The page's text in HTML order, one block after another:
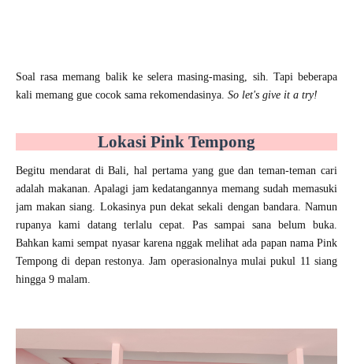
Soal rasa memang balik ke selera masing-masing, sih. Tapi beberapa
kali memang gue cocok sama rekomendasinya. So let's give it a try!
Lokasi Pink Tempong
Begitu mendarat di Bali, hal pertama yang gue dan teman-teman cari
adalah makanan. Apalagi jam kedatangannya memang sudah memasuki
jam makan siang. Lokasinya pun dekat sekali dengan bandara. Namun
rupanya kami datang terlalu cepat. Pas sampai sana belum buka.
Bahkan kami sempat nyasar karena nggak melihat ada papan nama Pink
Tempong di depan restonya. Jam operasionalnya mulai pukul 11 siang
hingga 9 malam.